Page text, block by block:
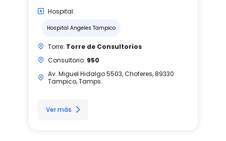
Hospital:
Hospital Angeles Tampico
Torre: Torre de Consultorios
Consultorio: 950
Av. Miguel Hidalgo 5503, Choferes, 89330
Tampico, Tamps.
Ver más